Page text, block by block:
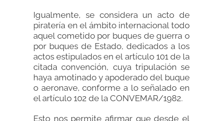
Igualmente, se considera un acto de
piratería en el ámbito internacional todo
aquel cometido por buques de guerra o
por buques de Estado, dedicados a los
actos estipulados en el artículo 101 de la
citada convención, cuya tripulación se
haya amotinado y apoderado del buque
o aeronave, conforme a lo señalado en
el artículo 102 de la CONVEMAR/1982.
Esto nos permite afirmar que desde el